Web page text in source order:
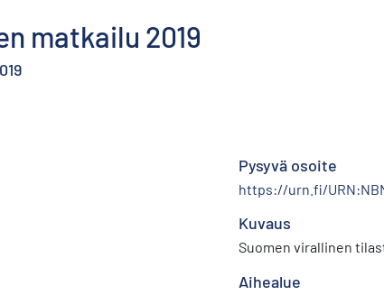
matkailu 2019
Pysyvä osoite
https://urn.fi/
Kuvaus
Suomen virallinen
Aihealue